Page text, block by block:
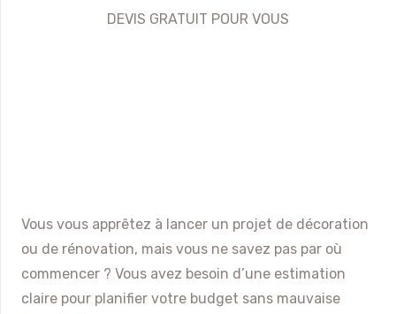
DEVIS GRATUIT POUR VOUS
Vous vous apprêtez à lancer un projet de décoration
ou de rénovation, mais vous ne savez pas par où
commencer ? Vous avez besoin d’une estimation
claire pour planifier votre budget sans mauvaise